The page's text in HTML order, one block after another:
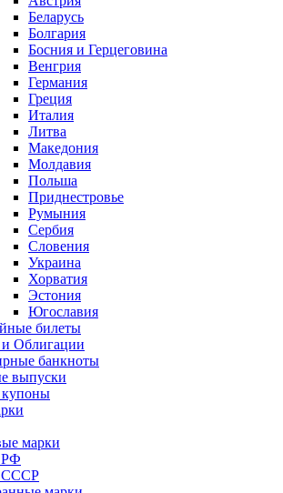
Беларусь
Болгария
Босния и Герцеговина
Венгрия
Германия
Греция
Италия
Литва
Македония
Молдавия
Польша
Приднестровье
Румыния
Сербия
Словения
Украина
Хорватия
Эстония
Югославия
билеты
Облигации
банкноты
выпуски
марки
РФ
СССР